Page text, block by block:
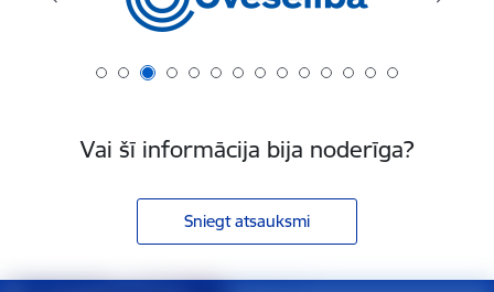
Vai šī informācija bija noderīga?
Sniegt atsauksmi